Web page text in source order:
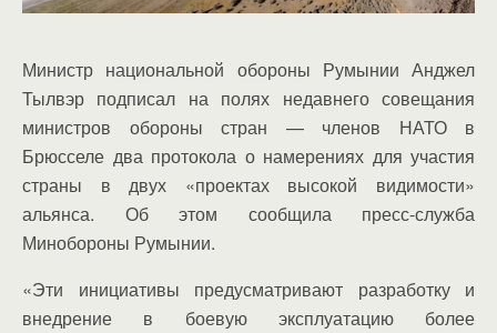
Министр национальной обороны Румынии Анджел
Тылвэр подписал на полях недавнего совещания
министров обороны стран — членов НАТО в
Брюсселе два протокола о намерениях для участия
страны в двух «проектах высокой видимости»
альянса. Об этом сообщила пресс-служба
Минобороны Румынии.
«Эти инициативы предусматривают разработку и
внедрение в боевую эксплуатацию более